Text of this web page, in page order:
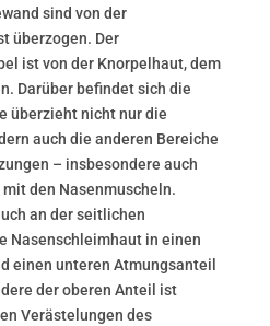
sind von der
überzogen. Der
ist von der Knorpelhaut, dem
Darüber befindet sich die
überzieht nicht nur die
auch die anderen Bereiche
– insbesondere auch
den Nasenmuscheln.
an der seitlichen
Nasenschleimhaut in einen
einen unteren Atmungsanteil
der oberen Anteil ist
Verästelungen des